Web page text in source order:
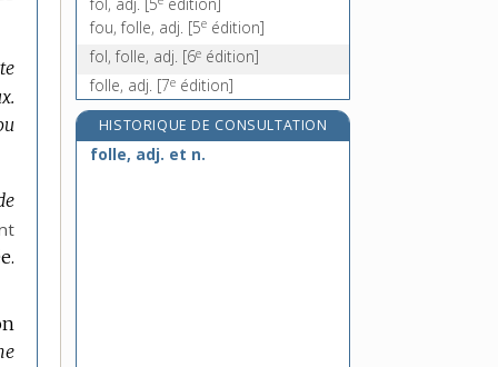
fou, folle, adj. [5e édition]
fol, folle, adj. [6e édition]
folle, adj. [7e édition]
folle, adj.[8eédition]
folle, adj. et n.[9eédition]
HISTORIQUE DE CONSULTATION
folle, adj. et n.